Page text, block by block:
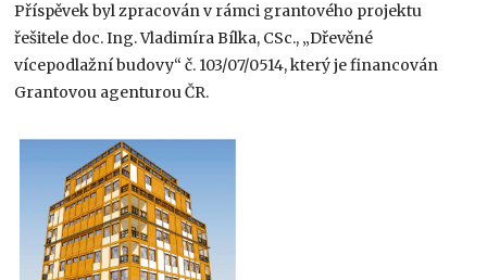
Příspěvek byl zpracován v rámci grantového projektu
řešitele doc. Ing. Vladimíra Bílka, CSc., „Dřevěné
vícepodlažní budovy“ č. 103/07/0514, který je financován
Grantovou agenturou ČR.